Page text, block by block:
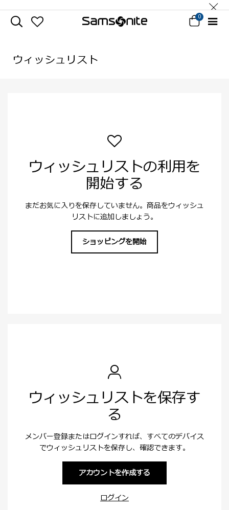
0
ウィッシュリスト
ウィッシュリストの利用を
開始する
まだお気に入りを保存していません。商品をウィッシュ
リストに追加しましょう。
ショッピングを開始
ウィッシュリストを保存す
る
メンバー登録またはログインすれば、すべてのデバイス
でウィッシュリストを保存し、確認できます。
アカウントを作成する
ログイン